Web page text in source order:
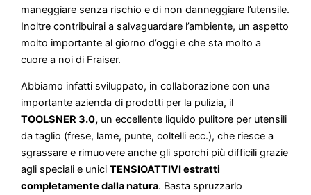
maneggiare senza rischio e di non danneggiare l’utensile.
Inoltre contribuirai a salvaguardare l’ambiente, un aspetto
molto importante al giorno d’oggi e che sta molto a
cuore a noi di Fraiser.
Abbiamo infatti sviluppato, in collaborazione con una
importante azienda di prodotti per la pulizia, il
TOOLSNER 3.0, un eccellente liquido pulitore per utensili
da taglio (frese, lame, punte, coltelli ecc.), che riesce a
sgrassare e rimuovere anche gli sporchi più difficili grazie
agli speciali e uniciTENSIOATTIVI estratti
completamente dalla natura. Basta spruzzarlo